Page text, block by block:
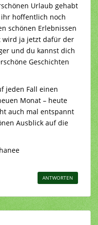
Urlaub gehabt
hoffentlich noch
schönen Erlebnissen
wird ja jetzt dafür der
und du kannst dich
Geschichten
jeden Fall einen
Monat – heute
auch mal entspannt
Ausblick auf die
ANTWORTEN